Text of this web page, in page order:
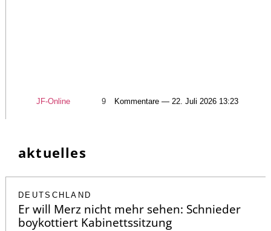
JF-Online 9 Kommentare — 22. Juli 2026 13:23
aktuelles
DEUTSCHLAND
Er will Merz nicht mehr sehen: Schnieder
boykottiert Kabinettssitzung